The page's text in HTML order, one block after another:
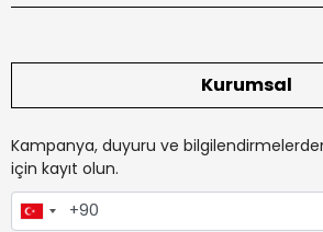
Kurumsal
Kampanya, duyuru ve
için kayıt olun.